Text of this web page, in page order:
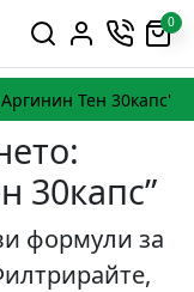
0
Тен 30капс'
30капс”
формули за